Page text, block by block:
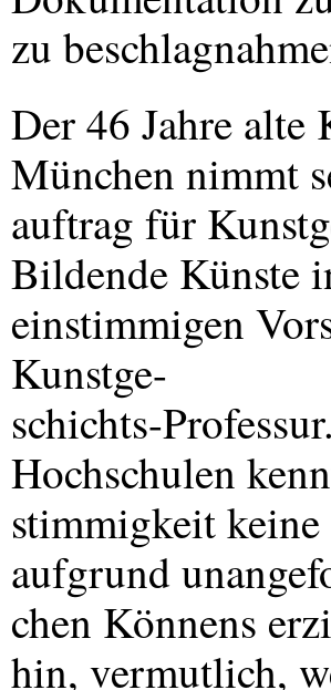
zu
Der 46 Jahre alte
München nimmt
auftrag für
Bildende Künste
einstimmigen
Kunstge-
schichts-
Hochschulen
stimmigkeit
aufgrund
chen Könnens
hin, vermutlich,